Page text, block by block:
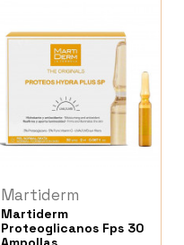
Martiderm
Martiderm
Proteoglicanos Fps 30